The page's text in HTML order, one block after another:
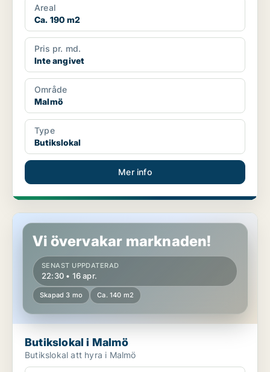
Areal
Ca. 190 m2
Pris pr. md.
Inte angivet
Område
Malmö
Type
Butikslokal
Mer info
Butikslokal i Malmö
Vi övervakar marknaden!
SENAST UPPDATERAD
22:30 • 16 apr.
Skapad 3 mo Ca. 140 m2
Butikslokal i Malmö
Butikslokal att hyra i Malmö